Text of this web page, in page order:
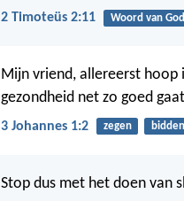
2 Timoteüs 2:11 Woord van God
Mijn vriend, allereerst hoop
gezondheid net zo goed
3 Johannes 1:2 zegen bidden
Stop dus met het doen van